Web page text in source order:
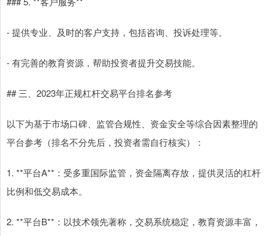
- 提供专业、及时的客户支持，包括咨询、投诉处理等。
- 有完善的教育资源，帮助投资者提升交易技能。
## 三、2023年正规杠杆交易平台排名参考
以下为基于市场口碑、监管合规性、资金安全等综合因素整理的
平台参考（排名不分先后，投资者需自行核实）：
1. **平台A**：受多重国际监管，资金隔离存放，提供灵活的杠杆
比例和低交易成本。
2. **平台B**：以技术领先著称，交易系统稳定，教育资源丰富，